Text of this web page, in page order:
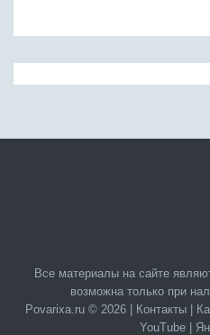
Все материалы на сайте
возможна только при
Povarixa.ru © 2026 |
Контакты|
YouTube|